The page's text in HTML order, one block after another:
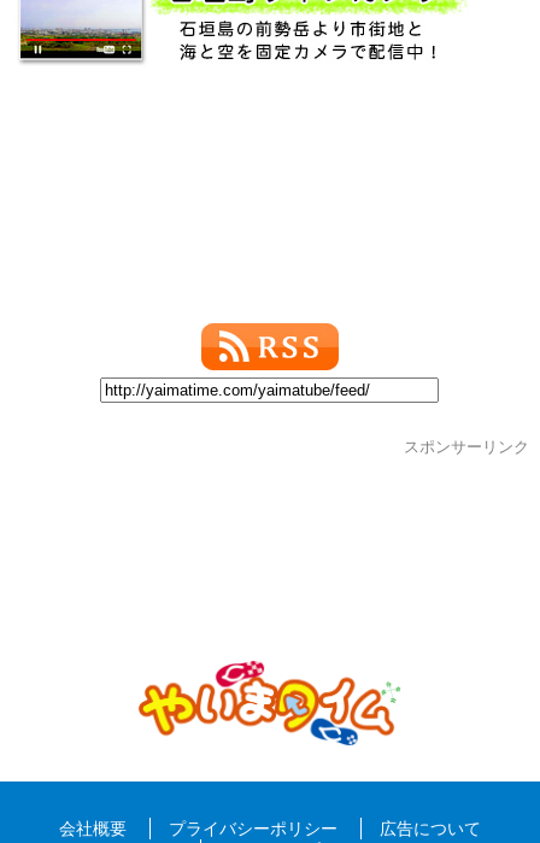
スポンサーリンク
会社概要 プライバシーポリシー
広告について